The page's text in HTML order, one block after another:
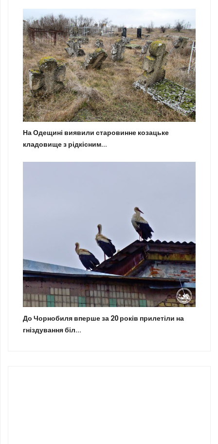
На Одещині виявили старовинне козацьке
кладовище з рідкісним...
До Чорнобиля вперше за 20 років прилетіли на
гніздування біл...